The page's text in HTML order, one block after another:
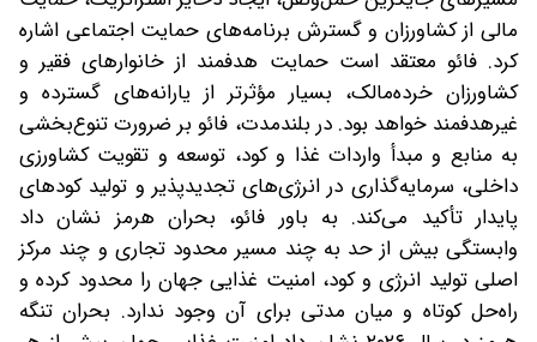
مالی از کشاورزان و گسترش برنامه‌های حمایت اجتماعی اشاره
کرد. فائو معتقد است حمایت هدفمند از خانوارهای فقیر و
کشاورزان خرده‌مالک، بسیار مؤثرتر از یارانه‌های گسترده و
غیرهدفمند خواهد بود. در بلندمدت، فائو بر ضرورت تنوع‌بخشی
به منابع و مبدأ واردات غذا و کود، توسعه و تقویت کشاورزی
داخلی، سرمایه‌گذاری در انرژی‌های تجدیدپذیر و تولید کودهای
پایدار تأکید می‌کند. به باور فائو، بحران هرمز نشان داد
وابستگی بیش از حد به چند مسیر محدود تجاری و چند مرکز
اصلی تولید انرژی و کود، امنیت غذایی جهان را محدود کرده و
راه‌حل کوتاه و میان مدتی برای آن وجود ندارد. بحران تنگه